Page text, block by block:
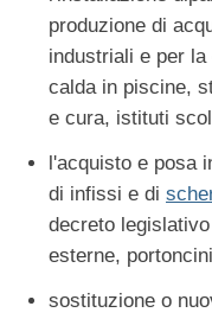
produzione di
industriali e per
calda in piscine,
e cura, istituti
l'acquisto e posa
di infissi e di
decreto
esterne,
sostituzione o